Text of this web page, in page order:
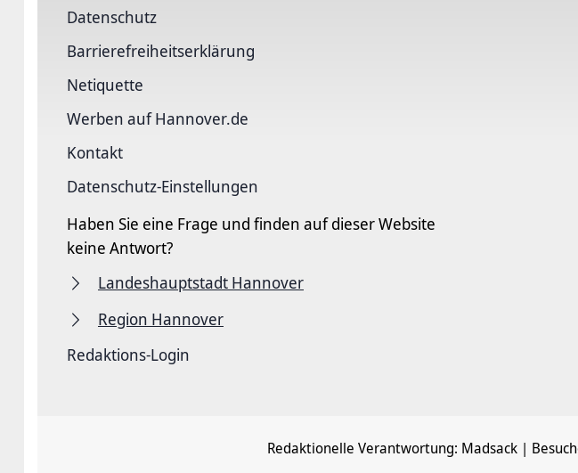
Datenschutz
Barriere­freiheits­erklärung
Netiquette
Werben auf Hannover.de
Kontakt
Datenschutz-Einstellungen
Haben Sie eine Frage und finden auf dieser Website
keine Antwort?
Landeshauptstadt Hannover
Region Hannover
Redaktions-Login
Redaktionelle Verantwortung: Madsack |